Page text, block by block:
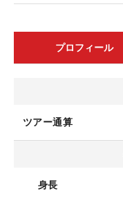
プロフィール
ツアー通算
身長